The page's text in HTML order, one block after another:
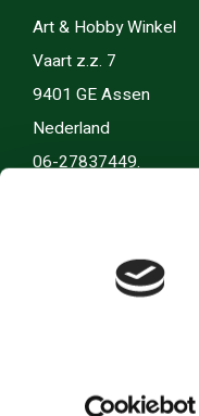
Art & Hobby Winkel
Vaart z.z. 7
9401 GE Assen
Nederland
06-27837449.